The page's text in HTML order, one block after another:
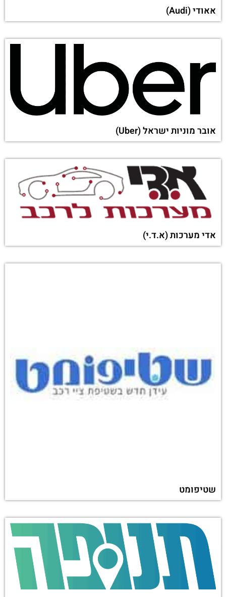
אאודי (Audi)
אובר מוניות ישראל (Uber)
אדי מערכות (א.ד.י)
שטיפומט